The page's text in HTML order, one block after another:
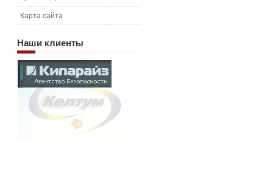
Карта сайта
Наши клиенты